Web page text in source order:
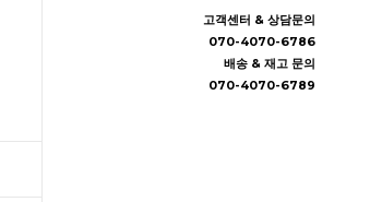
고객센터 & 상담문의
070-4070-6786
배송 & 재고 문의
070-4070-6789